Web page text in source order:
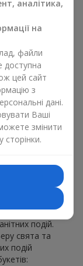
можна
тюльпани,
мають
відображають
залежно від
завжди
попит.
виборі,
квітів.
букети?
подій.
свята та
подій
аналітика,
на
файли
доступна
цей сайт
з
дані.
Ваші
змінити
сторінки.